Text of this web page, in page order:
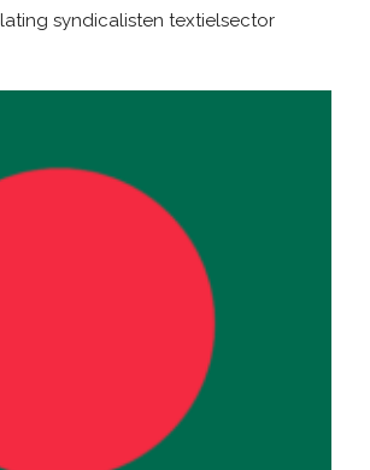
syndicalisten textielsector